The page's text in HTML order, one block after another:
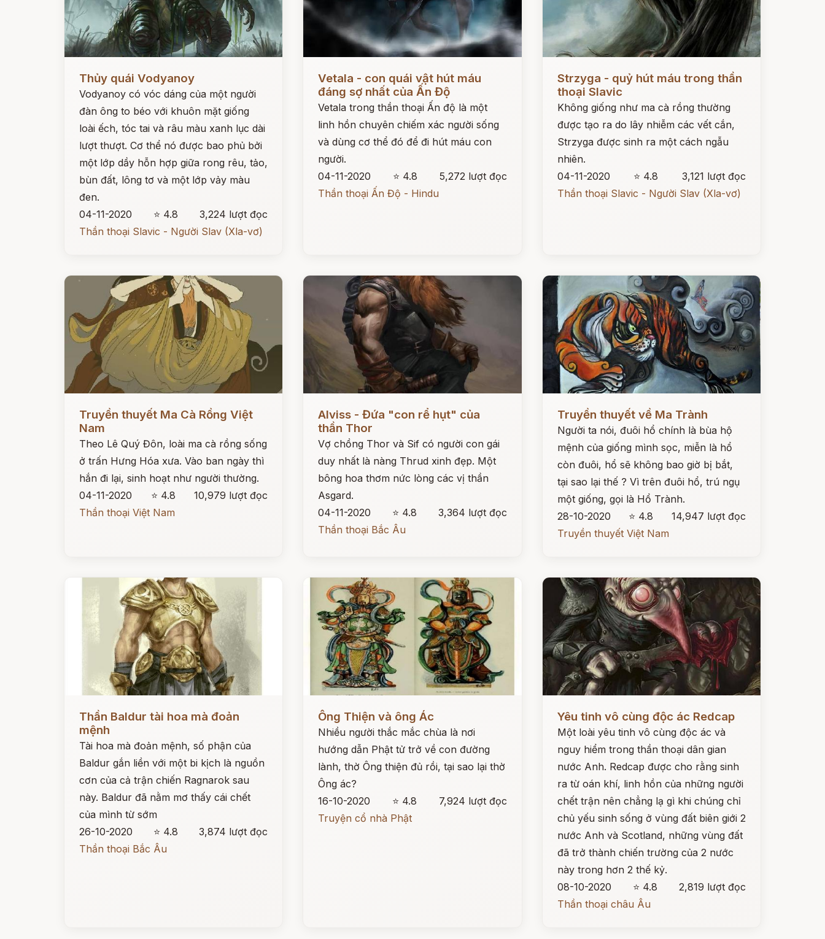
Thủy quái Vodyanoy
Vodyanoy có vóc dáng của một người
đàn ông to béo với khuôn mặt giống
loài ếch, tóc tai và râu màu xanh lục dài
lượt thượt. Cơ thể nó được bao phủ bởi
một lớp dầy hỗn hợp giữa rong rêu, tảo,
bùn đất, lông tơ và một lớp vảy màu
đen.
04-11-2020
⭐ 4.8
3,224 lượt đọc
Thần thoại Slavic - Người Slav (Xla-vơ)
Vetala - con quái vật hút máu
đáng sợ nhất của Ấn Độ
Vetala trong thần thoại Ấn độ là một
linh hồn chuyên chiếm xác người sống
và dùng cơ thể đó để đi hút máu con
người.
04-11-2020
⭐ 4.8
5,272 lượt đọc
Thần thoại Ấn Độ - Hindu
Strzyga - quỷ hút máu trong thần
thoại Slavic
Không giống như ma cà rồng thường
được tạo ra do lây nhiễm các vết cắn,
Strzyga được sinh ra một cách ngẫu
nhiên.
04-11-2020
⭐ 4.8
3,121 lượt đọc
Thần thoại Slavic - Người Slav (Xla-vơ)
Đọc ngay
Truyền thuyết Ma Cà Rồng Việt
Nam
Theo Lê Quý Đôn, loài ma cà rồng sống
ở trấn Hưng Hóa xưa. Vào ban ngày thì
hắn đi lại, sinh hoạt như người thường.
04-11-2020
⭐ 4.8
10,979 lượt đọc
Thần thoại Việt Nam
Alviss - Đứa "con rể hụt" của
thần Thor
Vợ chồng Thor và Sif có người con gái
duy nhất là nàng Thrud xinh đẹp. Một
bông hoa thơm nức lòng các vị thần
Asgard.
04-11-2020
⭐ 4.8
3,364 lượt đọc
Thần thoại Bắc Âu
Đọc ngay
Truyền thuyết về Ma Trành
Người ta nói, đuôi hổ chính là bùa hộ
mệnh của giống mình sọc, miễn là hổ
còn đuôi, hổ sẽ không bao giờ bị bắt,
tại sao lại thế ? Vì trên đuôi hổ, trú ngụ
một giống, gọi là Hổ Trành.
28-10-2020
⭐ 4.8
14,947 lượt đọc
Truyền thuyết Việt Nam
Đọc ngay
Thần Baldur tài hoa mà đoản
mệnh
Tài hoa mà đoản mệnh, số phận của
Baldur gắn liền với một bi kịch là nguồn
cơn của cả trận chiến Ragnarok sau
này. Baldur đã nằm mơ thấy cái chết
của mình từ sớm
26-10-2020
⭐ 4.8
3,874 lượt đọc
Thần thoại Bắc Âu
Đọc ngay
Ông Thiện và ông Ác
Nhiều người thắc mắc chùa là nơi
hướng dẫn Phật tử trở về con đường
lành, thờ Ông thiện đủ rồi, tại sao lại thờ
Ông ác?
16-10-2020
⭐ 4.8
7,924 lượt đọc
Truyện cổ nhà Phật
Yêu tinh vô cùng độc ác Redcap
Một loài yêu tinh vô cùng độc ác và
nguy hiểm trong thần thoại dân gian
nước Anh. Redcap được cho rằng sinh
ra từ oán khí, linh hồn của những người
chết trận nên chẳng lạ gì khi chúng chỉ
chủ yếu sinh sống ở vùng đất biên giới 2
nước Anh và Scotland, những vùng đất
đã trở thành chiến trường của 2 nước
này trong hơn 2 thế kỷ.
08-10-2020
⭐ 4.8
2,819 lượt đọc
Thần thoại châu Âu